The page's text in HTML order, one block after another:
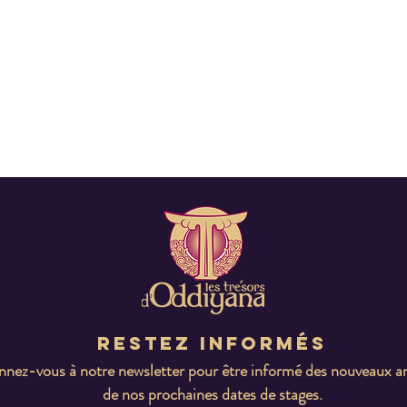
Restez informés
vous à notre newsletter pour être informé des nouveaux
de nos prochaines dates de stages.